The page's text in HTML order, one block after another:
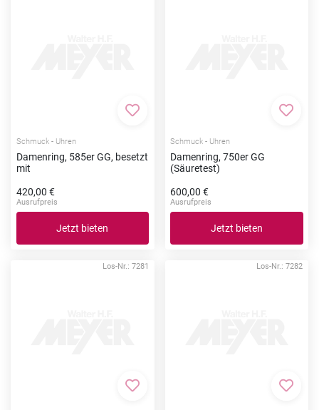
Zur Merkliste hinzufügen
Schmuck - Uhren
Damenring, 585er GG, besetzt
mit
420,00 €
Ausrufpreis
Jetzt bieten
Zur
Schmuck - Uhren
Damenring, 750er GG
(Säuretest)
600,00 €
Ausrufpreis
Jetzt bieten
Los-Nr.: 7281
Zur Merkliste hinzufügen
Los-Nr.: 7282
Zur